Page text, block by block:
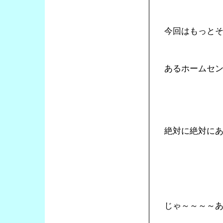
今回はもっと
あるホームセ
絶対に絶対に
じゃ～～～～